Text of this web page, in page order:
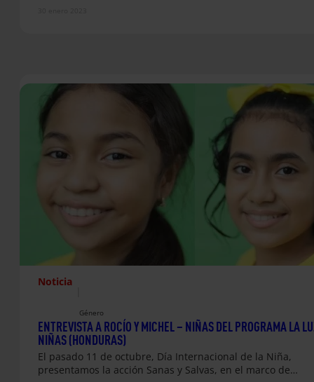
Noticia
Género
ENTREVISTA A ROCÍO Y MICHEL – NIÑAS DEL PROGRAMA LA
NIÑAS (HONDURAS)
El pasado 11 de octubre, Día Internacional de la Niña,
presentamos la acción Sanas y Salvas, en el marco de…